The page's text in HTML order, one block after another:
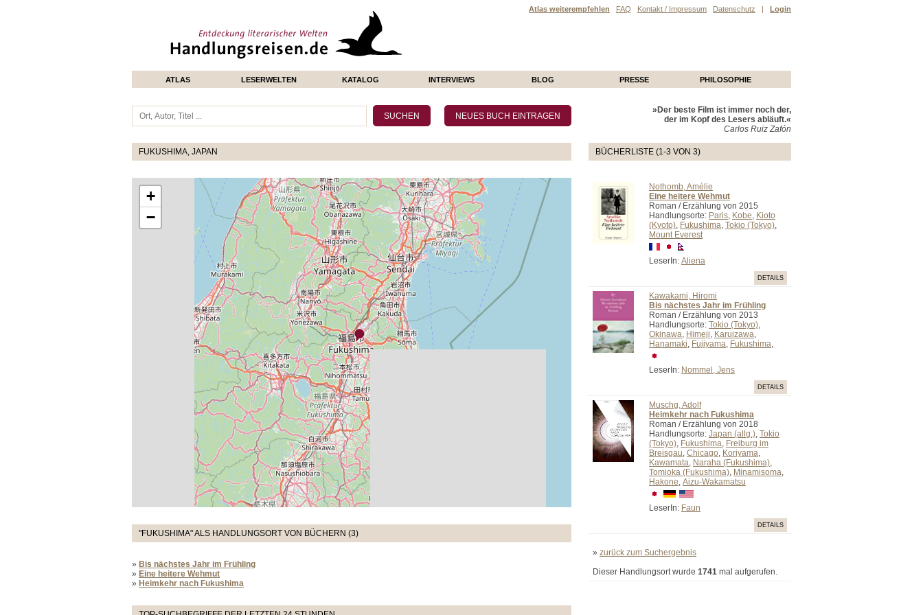
Atlas weiterempfehlen FAQ Kontakt / Impressum Datenschutz | Login
ATLAS LESERWELTEN KATALOG INTERVIEWS BLOG PRESSE PHILOSOPHIE
FUKUSHIMA, JAPAN
+
−
"FUKUSHIMA" ALS HANDLUNGSORT VON BÜCHERN (3)
» Bis nächstes Jahr im Frühling
» Eine heitere Wehmut
» Heimkehr nach Fukushima
»Der beste Film ist immer noch der,
der im Kopf des Lesers abläuft.«
Carlos Ruiz Zafón
BÜCHERLISTE (1-3 VON 3)
Nothomb, Amélie
Eine heitere Wehmut
Roman / Erzählung von 2015
Handlungsorte: Paris, Kobe, Kioto
(Kyoto), Fukushima, Tokio (Tokyo),
Mount Everest
LeserIn: Aliena
DETAILS
Kawakami, Hiromi
Bis nächstes Jahr im Frühling
Roman / Erzählung von 2013
Handlungsorte: Tokio (Tokyo),
Okinawa, Himeji, Karuizawa,
Hanamaki, Fujiyama, Fukushima,
LeserIn: Nommel, Jens
DETAILS
Muschg, Adolf
Heimkehr nach Fukushima
Roman / Erzählung von 2018
Handlungsorte: Japan (allg.), Tokio
(Tokyo), Fukushima, Freiburg im
Breisgau, Chicago, Koriyama,
Kawamata, Naraha (Fukushima),
Tomioka (Fukushima), Minamisoma,
Hakone, Aizu-Wakamatsu
LeserIn: Faun
DETAILS
» zurück zum Suchergebnis
Dieser Handlungsort wurde 1741 mal aufgerufen.